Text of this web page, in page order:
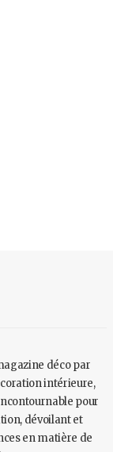
déco par
intérieure,
pour
dévoilant et
en matière de